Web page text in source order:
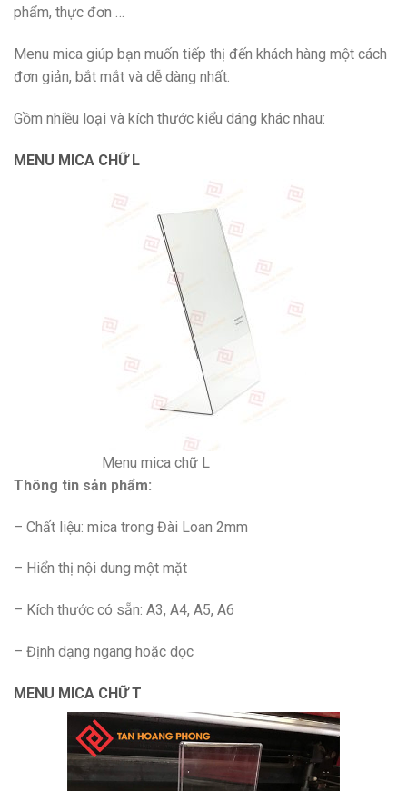
phẩm, thực đơn …
Menu mica giúp bạn muốn tiếp thị đến khách hàng một cách
đơn giản, bắt mắt và dễ dàng nhất.
Gồm nhiều loại và kích thước kiểu dáng khác nhau:
MENU MICA CHỮ L
Menu mica chữ L
Thông tin sản phẩm:
– Chất liệu: mica trong Đài Loan 2mm
– Hiển thị nội dung một mặt
– Kích thước có sẵn: A3, A4, A5, A6
– Định dạng ngang hoặc dọc
MENU MICA CHỮ T